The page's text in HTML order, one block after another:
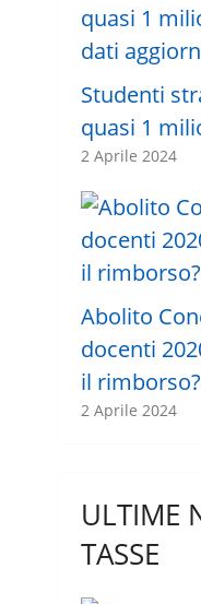
Studenti
quasi 1
2 Aprile 2024
Abolito
docenti
il rimborso?
2 Aprile 2024
ULTIME
TASSE